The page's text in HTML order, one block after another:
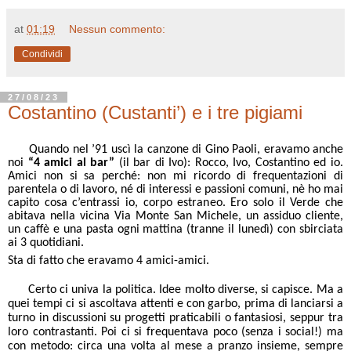
at 01:19 Nessun commento:
Condividi
27/08/23
Costantino (Custanti’) e i tre pigiami
Quando nel ’91 uscì la canzone di Gino Paoli, eravamo anche
noi “4 amici al bar” (il bar di Ivo): Rocco, Ivo, Costantino ed io.
Amici non si sa perché: non mi ricordo di frequentazioni di
parentela o di lavoro, né di interessi e passioni comuni, nè ho mai
capito cosa c’entrassi io, corpo estraneo. Ero solo il Verde che
abitava nella vicina Via Monte San Michele, un assiduo cliente,
un caffè e una pasta ogni mattina (tranne il lunedì) con sbirciata
ai 3 quotidiani.
Sta di fatto che eravamo 4 amici-amici.
Certo ci univa la politica. Idee molto diverse, si capisce. Ma a
quei tempi ci si ascoltava attenti e con garbo, prima di lanciarsi a
turno in discussioni su progetti praticabili o fantasiosi, seppur tra
loro contrastanti. Poi ci si frequentava poco (senza i social!) ma
con metodo: circa una volta al mese a pranzo insieme, sempre